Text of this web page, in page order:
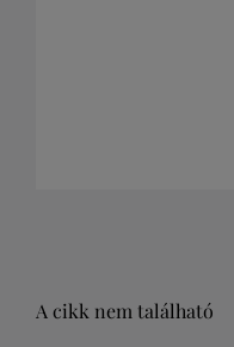
A cikk nem található